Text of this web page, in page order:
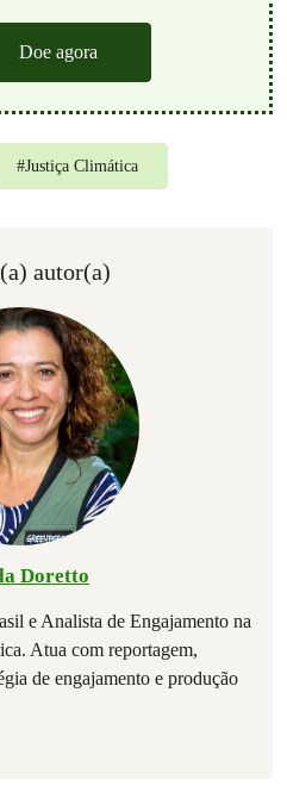
Doe agora
#Justiça Climática
autor(a)
Doretto
e Analista de Engajamento na
Atua com reportagem,
de engajamento e produção